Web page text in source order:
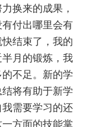
换来的成果，
付出哪里会有
结束了，我的
月的锻炼，我
不足。新的学
将有助于新学
需要学习的还
方面的技能掌